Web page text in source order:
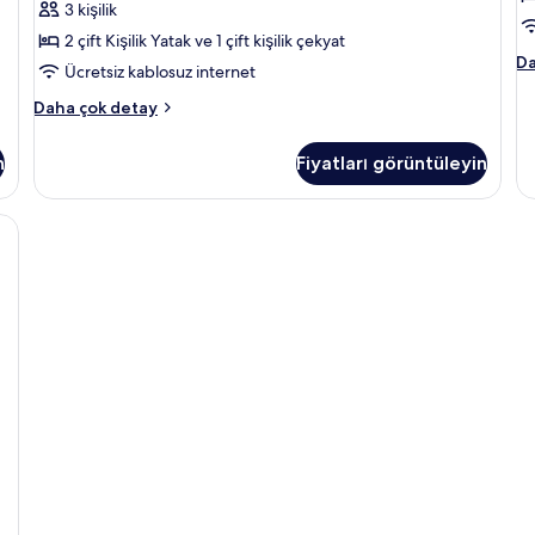
tüm
fotoğrafları
görün
3 kişilik
2 çift Kişilik Yatak ve 1 çift kişilik çekyat
Ücretsiz kablosuz internet
Daha çok detay
Junior
Double
Fiyatları görüntüleyin
takımı, yastık yüzeyli yatak, ücretsiz minibar